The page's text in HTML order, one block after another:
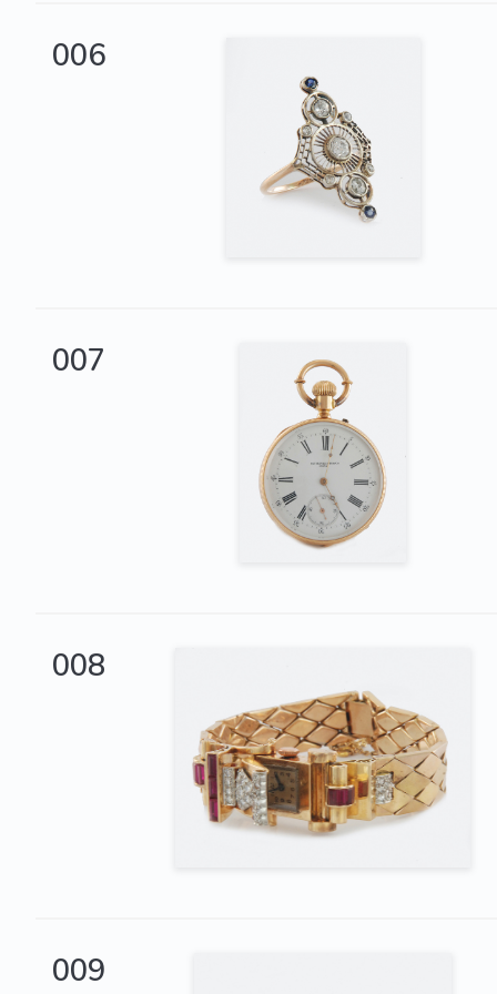
006
007
008
009